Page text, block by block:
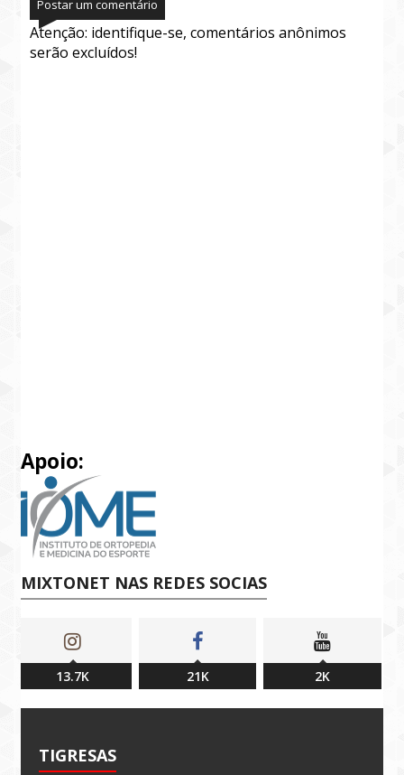
Postar um comentário
Atenção: identifique-se, comentários anônimos
serão excluídos!
Apoio:
MIXTONET NAS REDES SOCIAS
13.7K 21K 2K
TIGRESAS